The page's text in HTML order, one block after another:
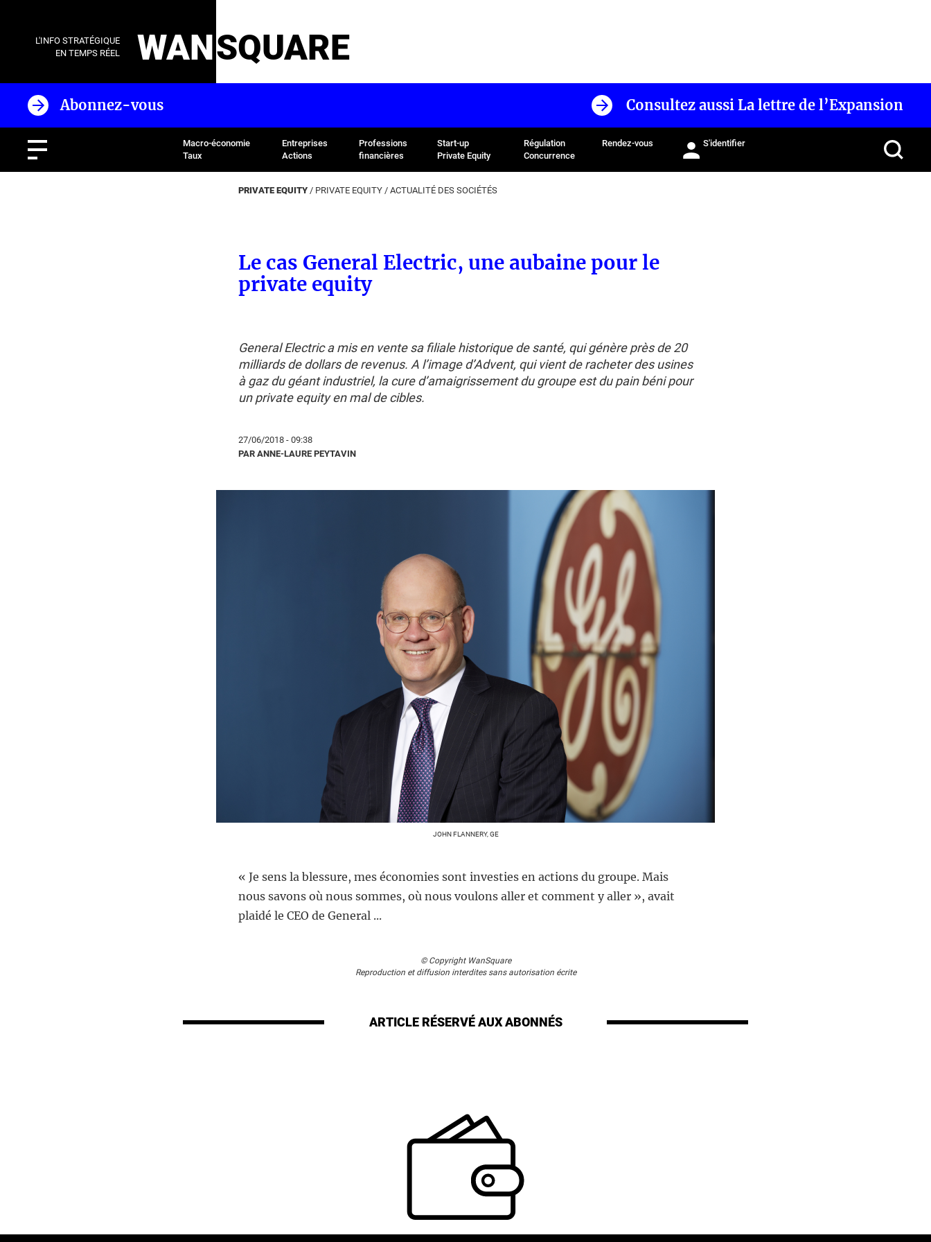
L'INFO STRATÉGIQUE
EN TEMPS RÉEL
WANSQUARE
Abonnez-vous Consultez aussi La lettre de l’Expansion
Macro-économie
Taux
Entreprises
Actions
Professions
financières
Start-up
Private Equity
Régulation
Concurrence
Rendez-vous S'identifier
PRIVATE EQUITY / PRIVATE EQUITY / ACTUALITÉ DES SOCIÉTÉS
Le cas General Electric, une aubaine pour le
private equity
General Electric a mis en vente sa filiale historique de santé, qui génère près de 20
milliards de dollars de revenus. A l’image d’Advent, qui vient de racheter des usines
à gaz du géant industriel, la cure d’amaigrissement du groupe est du pain béni pour
un private equity en mal de cibles.
27/06/2018 - 09:38
PAR ANNE-LAURE PEYTAVIN
JOHN FLANNERY, GE
« Je sens la blessure, mes économies sont investies en actions du groupe. Mais
nous savons où nous sommes, où nous voulons aller et comment y aller », avait
plaidé le CEO de General ...
© Copyright WanSquare
Reproduction et diffusion interdites sans autorisation écrite
ARTICLE RÉSERVÉAUX ABONNÉS